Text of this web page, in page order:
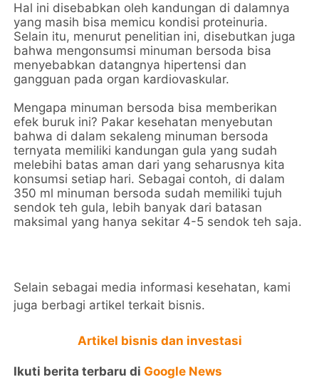
Hal ini disebabkan oleh kandungan di dalamnya
yang masih bisa memicu kondisi proteinuria.
Selain itu, menurut penelitian ini, disebutkan juga
bahwa mengonsumsi minuman bersoda bisa
menyebabkan datangnya hipertensi dan
gangguan pada organ kardiovaskular.
Mengapa minuman bersoda bisa memberikan
efek buruk ini? Pakar kesehatan menyebutan
bahwa di dalam sekaleng minuman bersoda
ternyata memiliki kandungan gula yang sudah
melebihi batas aman dari yang seharusnya kita
konsumsi setiap hari. Sebagai contoh, di dalam
350 ml minuman bersoda sudah memiliki tujuh
sendok teh gula, lebih banyak dari batasan
maksimal yang hanya sekitar 4-5 sendok teh saja.
Selain sebagai media informasi kesehatan, kami
juga berbagi artikel terkait bisnis.
Artikel bisnis dan investasi
Ikuti berita terbaru diGoogle News